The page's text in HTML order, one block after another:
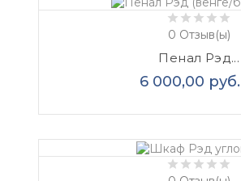
0 Отзыв(ы)
Пенал Рэд...
6 000,00 руб.